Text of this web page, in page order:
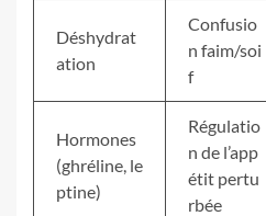
Déshydrat
ation
Confusio
n faim/soi
f
Hormones
(ghréline, le
ptine)
Régulatio
n de l’app
étit pertu
rbée